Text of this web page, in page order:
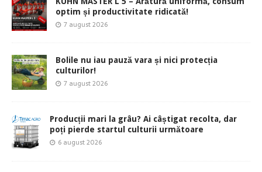
optim și productivitate ridicată!
7 august 2026
Bolile nu iau pauză vara și nici protecția
culturilor!
7 august 2026
Producții mari la grâu? Ai câștigat recolta, dar
poți pierde startul culturii următoare
6 august 2026